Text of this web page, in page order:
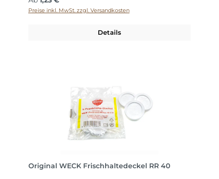
Preise inkl. MwSt. zzgl. Versandkosten
Details
Original WECK Frischhaltedeckel RR 40